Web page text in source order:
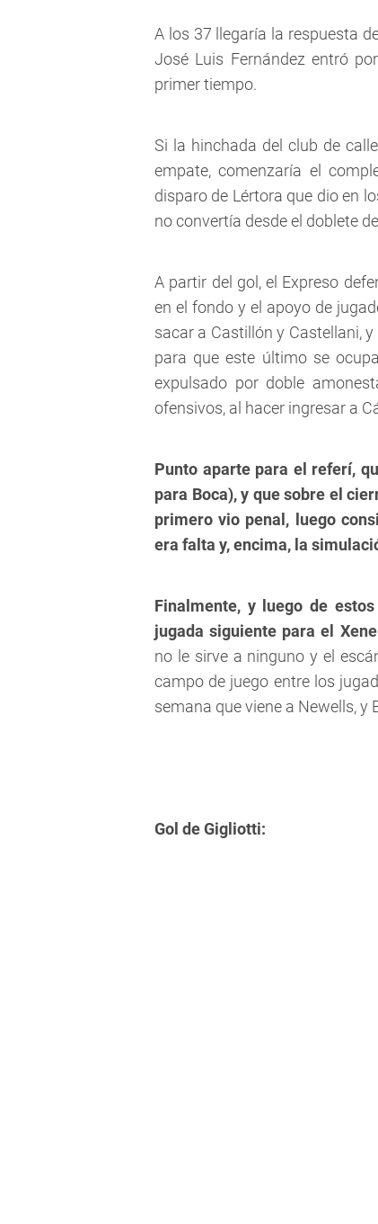
A los 37 llegaría la respuesta
José Luis Fernández entró
primer tiempo.
Si la hinchada del club de
empate, comenzaría el
disparo de Lértora que dio en
no convertía desde el doblete
A partir del gol, el Expreso
en el fondo y el apoyo de
sacar a Castillón y Castellani,
para que este último se
expulsado por doble
ofensivos, al hacer ingresar a
Punto aparte para el referí,
para Boca), y que sobre el
primero vio penal, luego
era falta y, encima, la
Finalmente, y luego de
jugada siguiente para el
no le sirve a ninguno y el
campo de juego entre los
semana que viene a Newells,
Gol de Gigliotti: